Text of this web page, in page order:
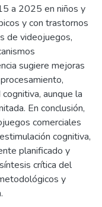
a 2025 en niños y
y con trastornos
de videojuegos,
sugiere mejoras
aunque la
En conclusión,
comerciales
cognitiva,
planificado y
crítica del
y